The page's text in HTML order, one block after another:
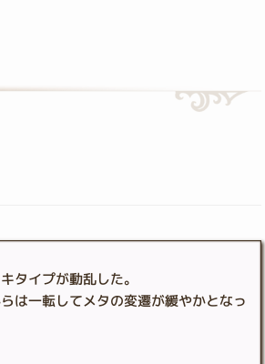
タイプが動乱した。
は一転してメタの変遷が緩やかとなっ